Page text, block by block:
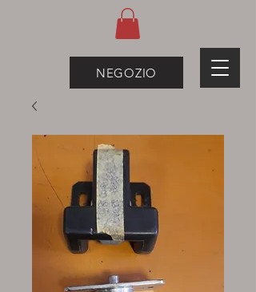
NEGOZIO